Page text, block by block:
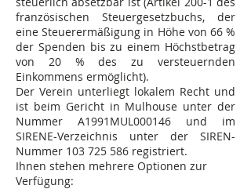
französischen Steuergesetzbuchs, der
eine Steuerermäßigung in Höhe von 66 %
der Spenden bis zu einem Höchstbetrag
von 20 % des zu versteuernden
Einkommens ermöglicht).
Der Verein unterliegt lokalem Recht und
ist beim Gericht in Mulhouse unter der
Nummer A1991MUL000146 und im
SIRENE-Verzeichnis unter der SIREN-
Nummer 103 725 586 registriert.
Ihnen stehen mehrere Optionen zur
Verfügung: